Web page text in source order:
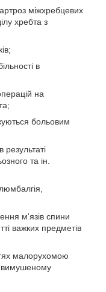
міжхребцевих
хребта з
в
на
больовим
результаті
та ін.
м'язів спини
важких предметів
малорухомою
вимушеному